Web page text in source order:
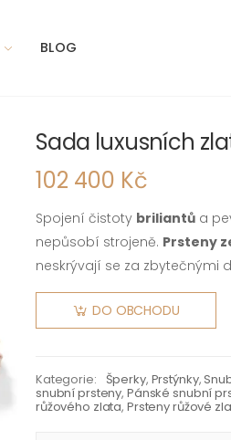
BLOG
Sada luxusních
102 400 Kč
Spojení čistoty briliantů a
nepůsobí strojeně. Prsteny
neskrývají se za zbytečnými
DO OBCHODU
Kategorie: Šperky, Prstýnky,
snubní prsteny, Pánské snubní
růžového zlata, Prsteny růžové